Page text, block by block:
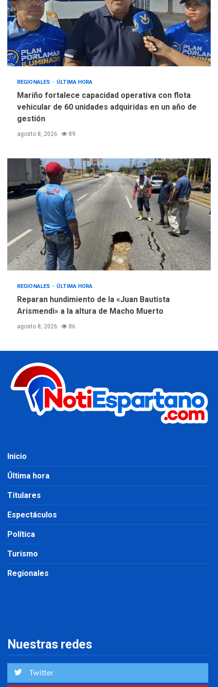
REGIONALES ÚLTIMA HORA
Mariño fortalece capacidad operativa con flota
vehicular de 60 unidades adquiridas en un año de
gestión
agosto 8, 2026 89
REGIONALES ÚLTIMA HORA
Reparan hundimiento de la «Juan Bautista
Arismendi» a la altura de Macho Muerto
agosto 8, 2026 86
Inicio
Última hora
Titulares
Espectáculos
Política
Turismo
Regionales
Nuestras redes
Twitter